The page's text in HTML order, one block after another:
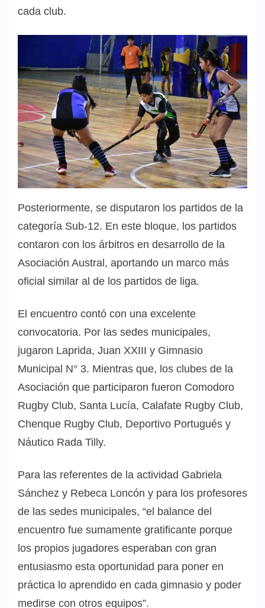
cada club.
Posteriormente, se disputaron los partidos de la
categoría Sub-12. En este bloque, los partidos
contaron con los árbitros en desarrollo de la
Asociación Austral, aportando un marco más
oficial similar al de los partidos de liga.
El encuentro contó con una excelente
convocatoria. Por las sedes municipales,
jugaron Laprida, Juan XXIII y Gimnasio
Municipal N° 3. Mientras que, los clubes de la
Asociación que participaron fueron Comodoro
Rugby Club, Santa Lucía, Calafate Rugby Club,
Chenque Rugby Club, Deportivo Portugués y
Náutico Rada Tilly.
Para las referentes de la actividad Gabriela
Sánchez y Rebeca Loncón y para los profesores
de las sedes municipales, “el balance del
encuentro fue sumamente gratificante porque
los propios jugadores esperaban con gran
entusiasmo esta oportunidad para poner en
práctica lo aprendido en cada gimnasio y poder
medirse con otros equipos”.